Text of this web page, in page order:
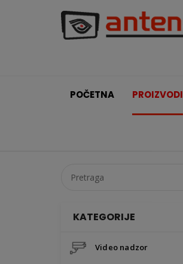
POČETNA PROIZVODI
KATEGORIJE
Video nadzor